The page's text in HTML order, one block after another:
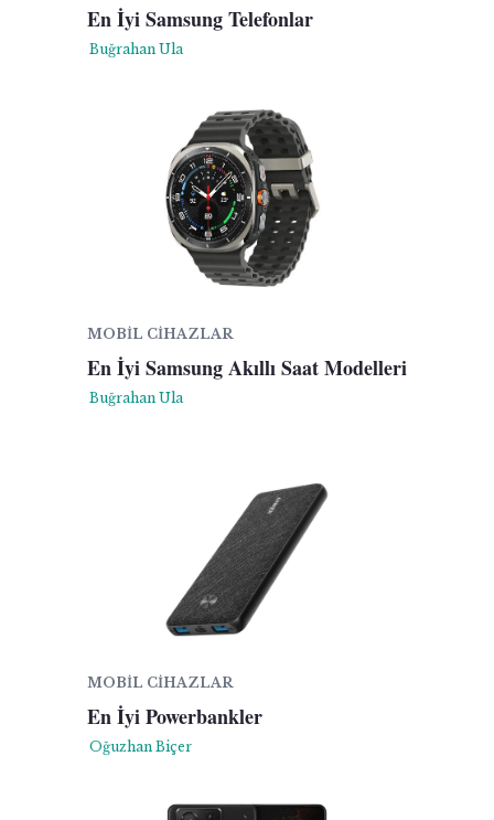
En İyi Samsung Telefonlar
Buğrahan Ula
MOBIL CIHAZLAR
En İyi Samsung Akıllı Saat Modelleri
Buğrahan Ula
MOBIL CIHAZLAR
En İyi Powerbankler
Oğuzhan Biçer